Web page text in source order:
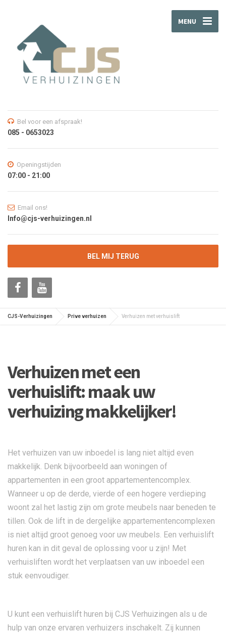
MENU
Bel voor een afspraak!
085 - 0653023
Openingstijden
07:00 - 21:00
Email ons!
Info@cjs-verhuizingen.nl
BEL MIJ TERUG
CJS-Verhuizingen Prive verhuizen Verhuizen met verhuislift
Verhuizen met een
verhuislift: maak uw
verhuizing makkelijker!
Het verhuizen van uw inboedel is lang niet altijd even
makkelijk. Denk bijvoorbeeld aan woningen of
appartementen in een groot appartementencomplex.
Wanneer u op de derde, vierde of een hogere verdieping
woont zal het lastig zijn om grote meubels naar beneden te
tillen. Ook de lift in de dergelijke appartementencomplexen
is niet altijd groot genoeg voor uw meubels. Een verhuislift
huren kan in dit geval de oplossing voor u zijn! Met
verhuisliften wordt het verplaatsen van uw inboedel een
stuk eenvoudiger.
U kunt een verhuislift huren bij CJS Verhuizingen als u de
hulp van onze ervaren verhuizers inschakelt. Zij kunnen